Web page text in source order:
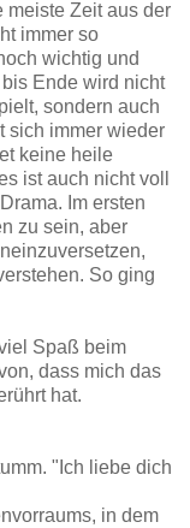
meiste Zeit aus der
immer so
wichtig und
Ende wird nicht
sondern auch
sich immer wieder
keine heile
ist auch nicht voll
Im ersten
zu sein, aber
So ging
Spaß beim
dass mich das
hat.
"Ich liebe dich
in dem